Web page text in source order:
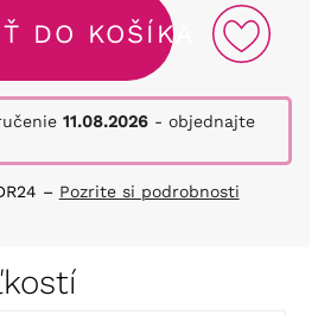
DO KOŠÍKA
11.08.2026- objednajte
– Pozrite si podrobnosti